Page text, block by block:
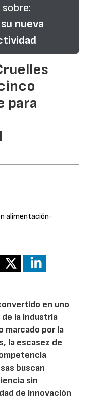
nueva
para
alimentación ·
en uno
la industria
marcado por la
la escasez de
buscan
sin
de innovación